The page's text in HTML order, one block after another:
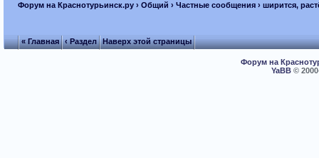
Форум на Краснотурьинск.ру› Общий › Частные сообщения› ширится,
« Главная ‹ Раздел Наверх этой страницы
Форум на
YaBB©